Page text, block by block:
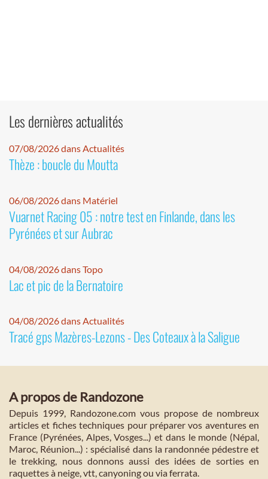
Les dernières actualités
07/08/2026 dans Actualités
Thèze : boucle du Moutta
06/08/2026 dans Matériel
Vuarnet Racing 05 : notre test en Finlande, dans les
Pyrénées et sur Aubrac
04/08/2026 dans Topo
Lac et pic de la Bernatoire
04/08/2026 dans Actualités
Tracé gps Mazères-Lezons - Des Coteaux à la Saligue
A propos de Randozone
Depuis 1999, Randozone.com vous propose de nombreux
articles et fiches techniques pour préparer vos aventures en
France (Pyrénées, Alpes, Vosges...) et dans le monde (Népal,
Maroc, Réunion...) : spécialisé dans la randonnée pédestre et
le trekking, nous donnons aussi des idées de sorties en
raquettes à neige, vtt, canyoning ou via ferrata.